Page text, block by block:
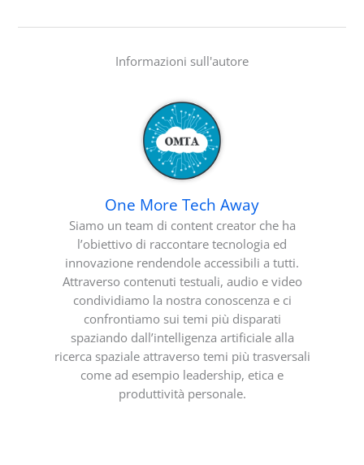
Informazioni sull'autore
One More Tech Away
Siamo un team di content creator che ha
l’obiettivo di raccontare tecnologia ed
innovazione rendendole accessibili a tutti.
Attraverso contenuti testuali, audio e video
condividiamo la nostra conoscenza e ci
confrontiamo sui temi più disparati
spaziando dall’intelligenza artificiale alla
ricerca spaziale attraverso temi più trasversali
come ad esempio leadership, etica e
produttività personale.